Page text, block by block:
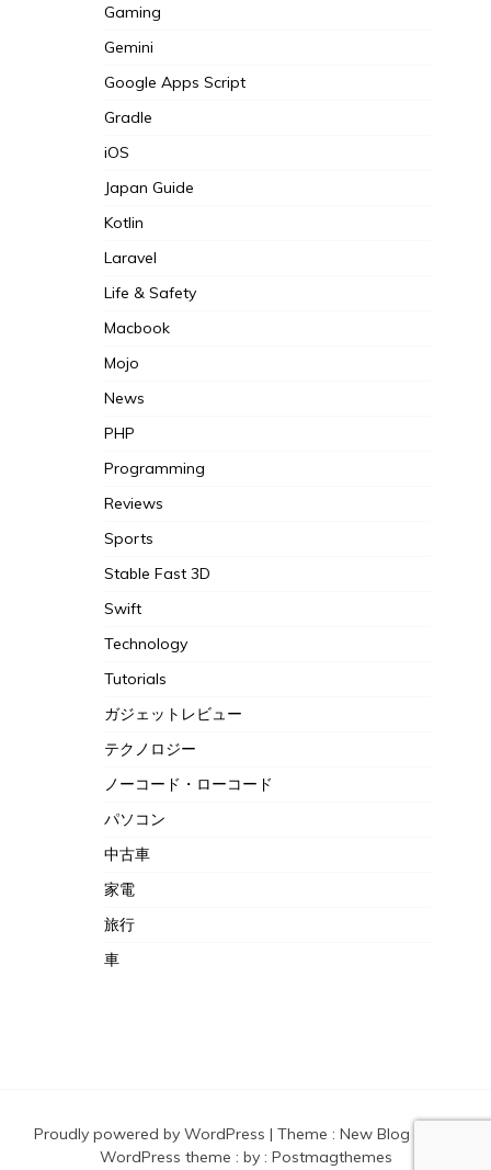
Gaming
Gemini
Google Apps Script
Gradle
iOS
Japan Guide
Kotlin
Laravel
Life & Safety
Macbook
Mojo
News
PHP
Programming
Reviews
Sports
Stable Fast 3D
Swift
Technology
Tutorials
ガジェットレビュー
テクノロジー
ノーコード・ローコード
パソコン
中古車
家電
旅行
車
Proudly powered by WordPress | Theme : New Blog a free
WordPress theme : by : Postmagthemes